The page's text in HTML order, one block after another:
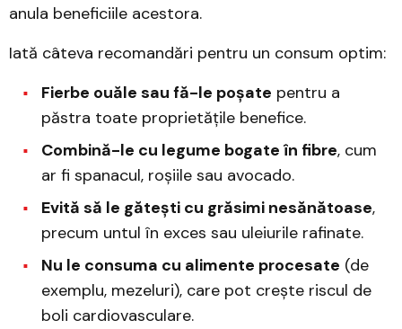
anula beneficiile acestora.
Iată câteva recomandări pentru un consum optim:
Fierbe ouăle sau fă-le poșate pentru a
păstra toate proprietățile benefice.
Combină-le cu legume bogate în fibre, cum
ar fi spanacul, roșiile sau avocado.
Evită să le gătești cu grăsimi nesănătoase,
precum untul în exces sau uleiurile rafinate.
Nu le consuma cu alimente procesate (de
exemplu, mezeluri), care pot crește riscul de
boli cardiovasculare.